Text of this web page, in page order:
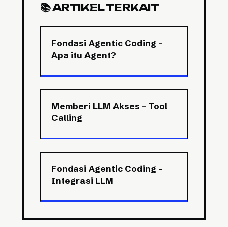
📚 ARTIKEL TERKAIT
Fondasi Agentic Coding -
Apa itu Agent?
Memberi LLM Akses - Tool
Calling
Fondasi Agentic Coding -
Integrasi LLM